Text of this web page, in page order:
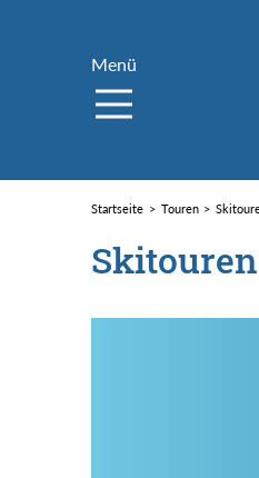
Menü
Startseite Touren
Skitouren